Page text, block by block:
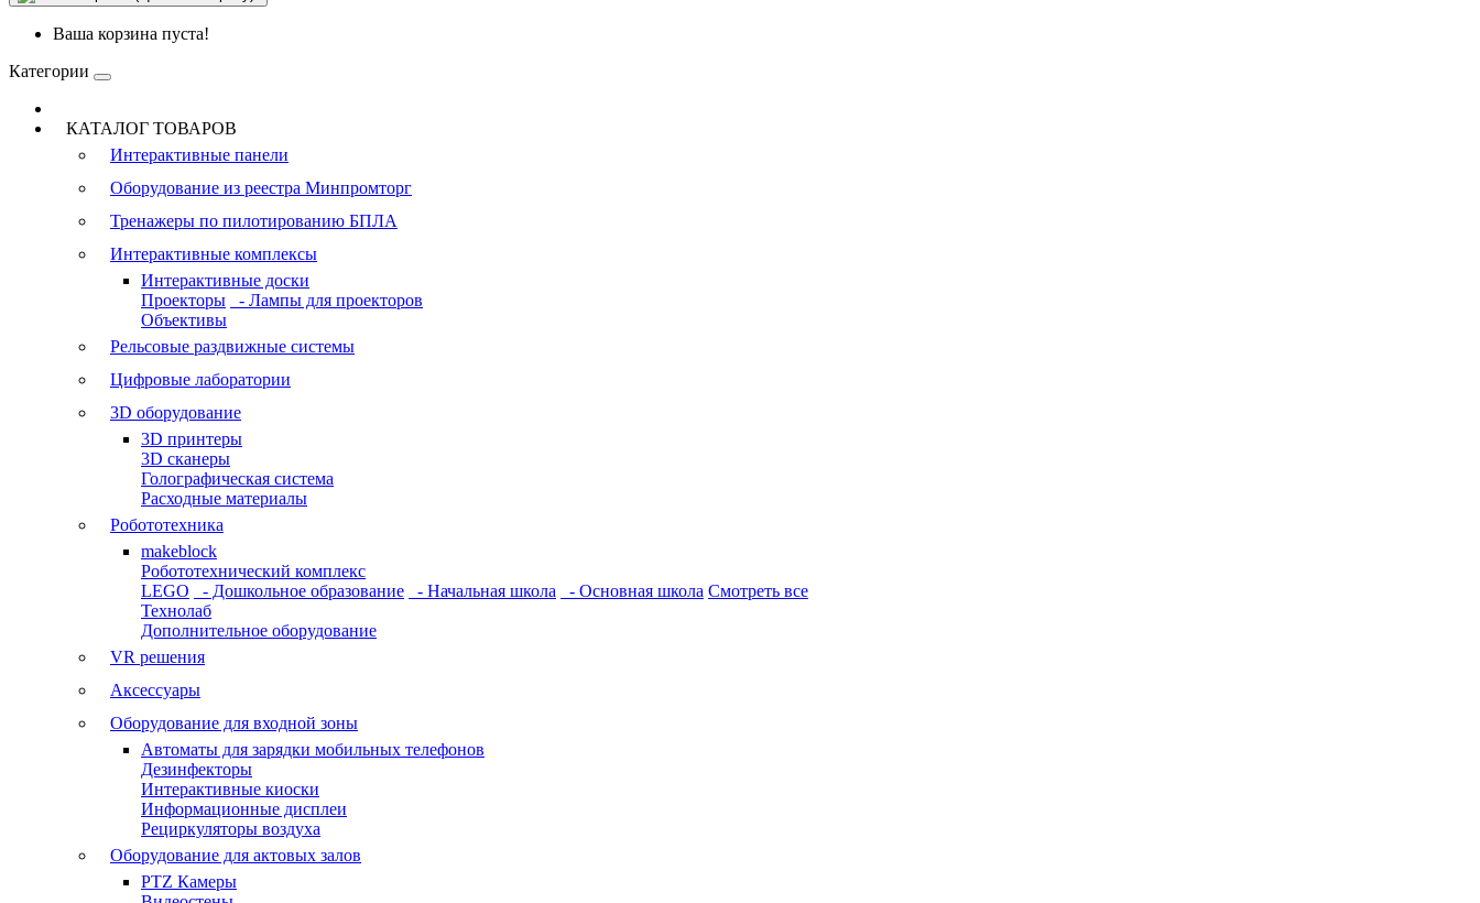
Ваша корзина пуста!
Категории
КАТАЛОГ ТОВАРОВ
Интерактивные панели
Оборудование из реестра Минпромторг
Тренажеры по пилотированию БПЛА
Интерактивные комплексы
Интерактивные доски
Проекторы
- Лампы для проекторов
Объективы
Рельсовые раздвижные системы
Цифровые лаборатории
3D оборудование
3D принтеры
3D сканеры
Голографическая система
Расходные материалы
Робототехника
makeblock
Робототехнический комплекс
LEGO
- Дошкольное образование - Начальная школа - Основная школа Смотреть все
Технолаб
Дополнительное оборудование
VR решения
Аксессуары
Оборудование для входной зоны
Автоматы для зарядки мобильных телефонов
Дезинфекторы
Интерактивные киоски
Информационные дисплеи
Рециркуляторы воздуха
Оборудование для актовых залов
PTZ Камеры